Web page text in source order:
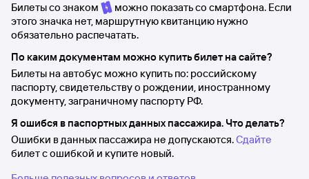
Билеты со знаком
можно показать со смартфона. Если
этого значка нет, маршрутную квитанцию нужно
обязательно распечатать.
По каким документам можно купить билет на сайте?
Билеты на автобус можно купить по: российскому
паспорту, свидетельству о рождении, иностранному
документу, заграничному паспорту РФ.
Я ошибся в паспортных данных пассажира. Что делать?
Ошибки в данных пассажира не допускаются.Сдайте
билет с ошибкой и купите новый.